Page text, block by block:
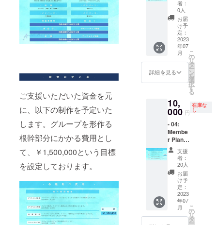
ご支援いただいた資金を元
に、以下の制作を予定いた
します。グループを形作る
根幹部分にかかる費用とし
て、￥1,500,000という目標
を設定しております。
に反す
るお名
前はお
呼びい
たしか
ねます
ので、
予めご
了承く
ださ
い。
前限定
イベン
ト ・あ
なただ
けの限
定お礼
動画 ※
ご支援
時、必
ず備考
欄にご
お名前
（ニッ
クネー
ム可/20
字以
内）を
ご記入
くださ
い。 ※
第三者
を特定
する名
前や公
序良俗
に反す
るお名
ループ
全体）
・あな
ただけ
の限定
ライブ
・グ
ループ
個別オ
フ会 ・
サイン
券1,000
枚 ・デ
ビュー
ライブ
リハー
サル見
学 ・デ
ビュー
ライブ
VIPチ
ケット
・デ
ビュー
前限定
イベン
ト ・あ
者：
0人
お届
け予
定：
2023
年07
月
詳細を見る
こ
の
リ
タ
ー
ン
を
選
択
す
る
10,
000 円
在庫な
し
- 04:
Membe
r Plan -
（七瀬
のあ）
・サイ
ンチェ
キ券20
枚 ・デ
ビュー
ライブ
チケッ
ト ・デ
支援
者：
20人
お届
け予
定：
2023
年07
月
こ
の
リ
タ
ー